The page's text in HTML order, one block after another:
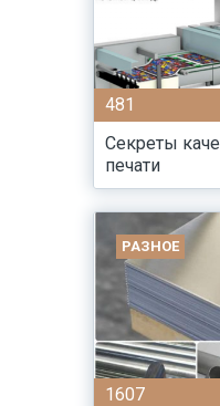
481
Секреты
печати
РАЗНОЕ
1607